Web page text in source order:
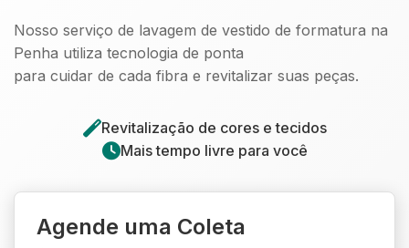
Nosso serviço de lavagem de vestido de formatura na
Penha utiliza tecnologia de ponta
para cuidar de cada fibra e revitalizar suas peças.
Revitalização de cores e tecidos
Mais tempo livre para você
Agende uma Coleta